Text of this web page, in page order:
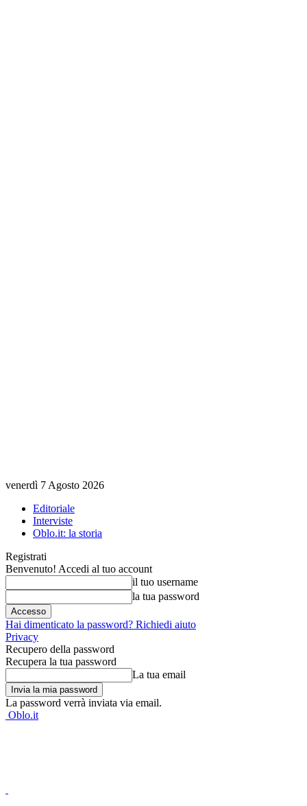
venerdì 7 Agosto 2026
Editoriale
Interviste
Oblo.it: la storia
Registrati
Benvenuto! Accedi al tuo account
il tuo username
la tua password
Hai dimenticato la password? Richiedi aiuto
Privacy
Recupero della password
Recupera la tua password
La tua email
La password verrà inviata via email.
Oblo.it